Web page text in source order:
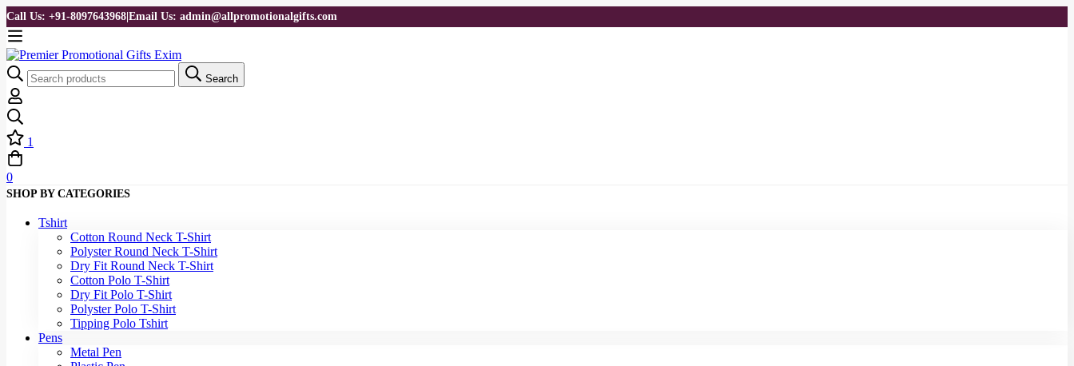
Call Us: +91-8097643968 Email Us: admin@allpromotionalgifts.com
Search
1
0
SHOP BY CATEGORIES
Tshirt
Cotton Round Neck T-Shirt
Polyster Round Neck T-Shirt
Dry Fit Round Neck T-Shirt
Cotton Polo T-Shirt
Dry Fit Polo T-Shirt
Polyster Polo T-Shirt
Tipping Polo Tshirt
Pens
Metal Pen